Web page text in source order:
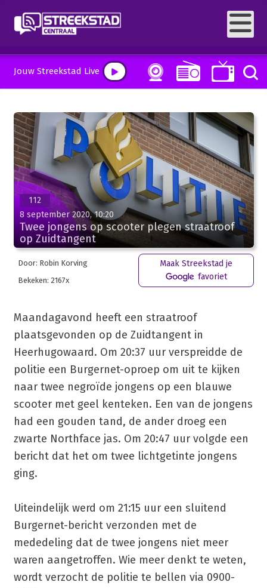
Jouw Streekstad Live
112
8 september 2020, 10:20
Twee jongens op scooter plegen straatroof
op Zuidtangent
Door: Robin Korving
Bekeken: 2167x
Maak Streekstad je
favoriet
Maandagavond heeft een straatroof
plaatsgevonden op de Zuidtangent in
Heerhugowaard. Om 20:37 uur verspreidde de
politie een Burgernet-oproep om uit te kijken
naar twee negroïde jongens op een blauwe
scooter met geel kenteken. Een van de jongens
had een gouden tand, de ander droeg een
zwarte Northface jas. Om 20:47 uur volgde een
bericht dat het om twee lichtgetinte jongens
ging.
Uiteindelijk werd om 21:15 uur een sluitend
Burgernet-bericht verzonden met de
mededeling dat de twee jongens niet meer
waren aangetroffen. Wie meer denkt te weten,
wordt verzocht de politie te bellen via 0900-